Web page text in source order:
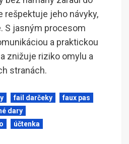
rešpektuje jeho návyky,
S jasným procesom
a praktickou
znižuje riziko omylu a
stranách.
fail darčeky
faux pas
dary
účtenka